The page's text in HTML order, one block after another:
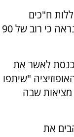
ח"כים
שמסרבים להצביע בעד ההדחה, כך שנראה כי רוב של 90
לאשר את
"שיתפו
מציאות שבה
את